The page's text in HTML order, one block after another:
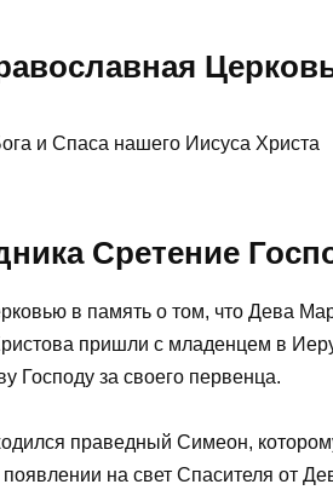
и Спаса нашего Иисуса Христа
Сретение
в память о том, что Дева
пришли с младенцем в
Господу за своего первенца.
праведный Симеон,
на свет Спасителя от